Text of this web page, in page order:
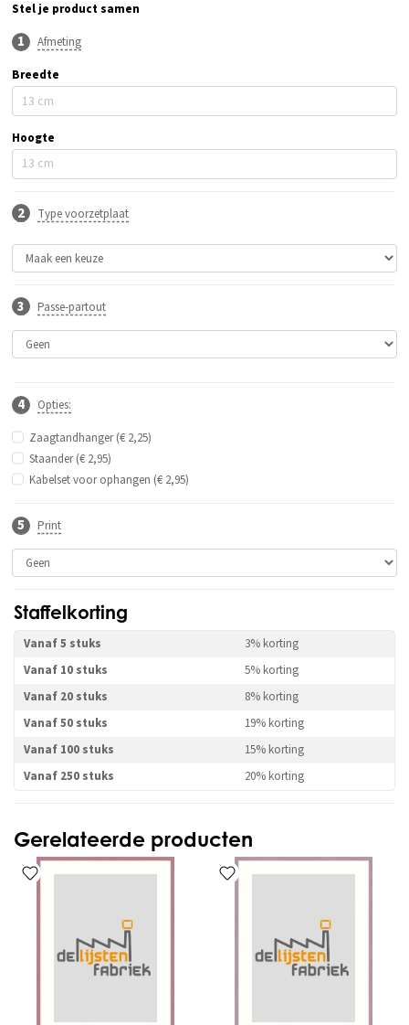
Stel je product samen
Afmeting
Breedte
Hoogte
Type voorzetplaat
Passe-partout
Opties:
Zaagtandhanger (€ 2,25)
Staander (€ 2,95)
Kabelset voor ophangen (€ 2,95)
Print
Staffelkorting
Vanaf 5 stuks
3% korting
Vanaf 10 stuks
5% korting
Vanaf 20 stuks
8% korting
Vanaf 50 stuks
19% korting
Vanaf 100 stuks
15% korting
Vanaf 250 stuks
20% korting
Gerelateerde producten